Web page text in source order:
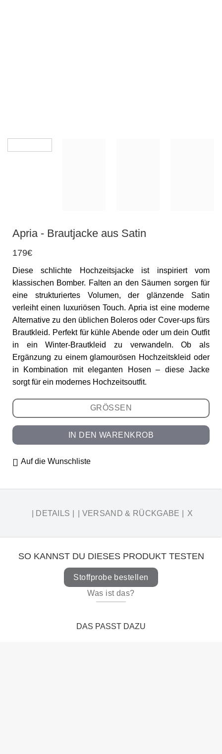
Apria - Brautjacke aus Satin
179€
Diese schlichte Hochzeitsjacke ist inspiriert vom
klassischen Bomber. Falten an den Säumen sorgen für
eine strukturiertes Volumen, der glänzende Satin
verleiht einen luxuriösen Touch. Apria ist eine moderne
Alternative zu den üblichen Boleros oder Cover-ups fürs
Brautkleid. Perfekt für kühle Abende oder um dein Outfit
in ein Winter-Brautkleid zu verwandeln. Ob als
Ergänzung zu einem glamourösen Hochzeitskleid oder
in Kombination mit eleganten Hosen – diese Jacke
sorgt für ein modernes Hochzeitsoutfit.
GRÖSSEN
IN DEN WARENKROB
Auf die Wunschliste
| DETAILS | | VERSAND & RÜCKGABE | X
SO KANNST DU DIESES PRODUKT TESTEN
Stoffprobe bestellen
Was ist das?
DAS PASST DAZU